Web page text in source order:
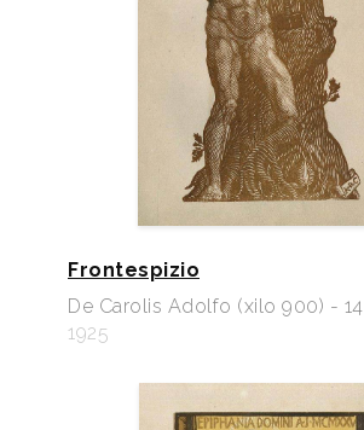
Frontespizio
De Carolis Adolfo (xilo 900) - 14
1925